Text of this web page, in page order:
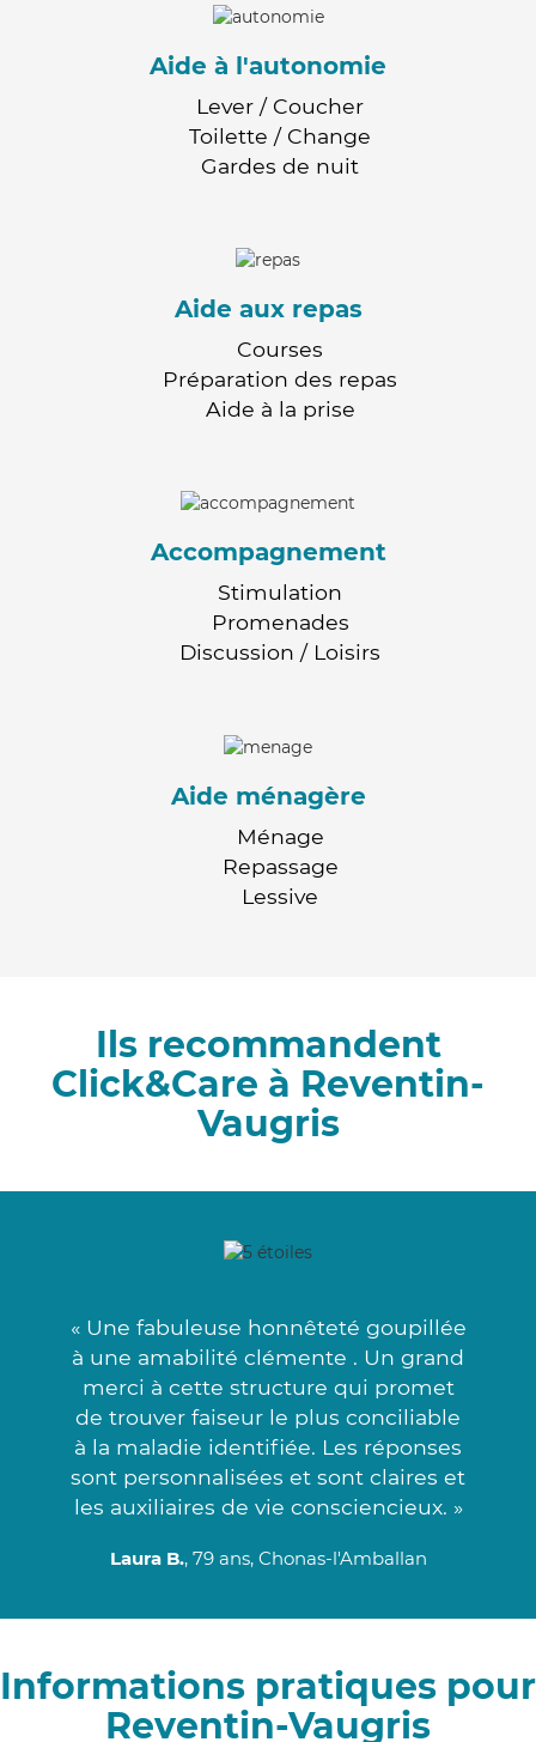
Aide à l'autonomie
Lever / Coucher
Toilette / Change
Gardes de nuit
Aide aux repas
Courses
Préparation des repas
Aide à la prise
Accompagnement
Stimulation
Promenades
Discussion / Loisirs
Aide ménagère
Ménage
Repassage
Lessive
Ils recommandent
Click&Care à Reventin-
Vaugris
« Une fabuleuse honnêteté goupillée
à une amabilité clémente . Un grand
merci à cette structure qui promet
de trouver faiseur le plus conciliable
à la maladie identifiée. Les réponses
sont personnalisées et sont claires et
les auxiliaires de vie consciencieux. »
Laura B., 79 ans, Chonas-l'Amballan
Informations pratiques pour
Reventin-Vaugris